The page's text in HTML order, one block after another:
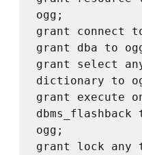
ogg;
grant connect
grant dba to
grant select
dictionary to
grant execute
dbms_flashback
ogg;
grant lock any